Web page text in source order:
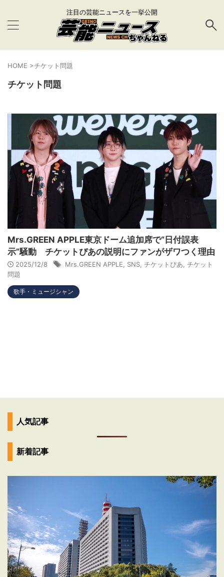
注目の芸能ニュースを一挙公開
HOME >チケット問題
チケット問題
Mrs.GREEN APPLE東京ドーム追加席で“日付誤表
示”騒動 チケットぴあの説明にファンがザワつく理由
2025/12/8 Mrs.GREEN APPLE SNS チケットぴあ チケット
問題
歌手・ミュージシャン
人気記事
新着記事